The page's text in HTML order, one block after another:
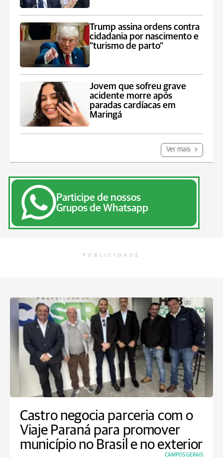
Trump assina ordens contra
cidadania por nascimento e
"turismo de parto"
Jovem que sofreu grave
acidente morre após
paradas cardíacas em
Maringá
Ver mais
Participe de nossos
Grupos de Whatsapp
PUBLICIDADE
Castro negocia parceria com o
Viaje Paraná para promover
município no Brasil e no exterior
CAMPOS GERAIS